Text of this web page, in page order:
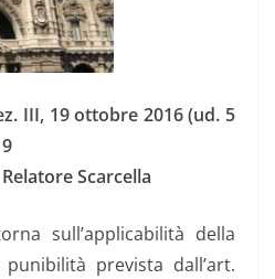
III, 19 ottobre 2016 (ud. 5
Scarcella
sull’applicabilità della
prevista dall’art.